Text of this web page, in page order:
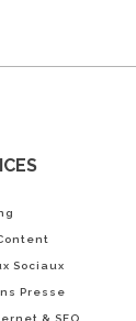
Sociaux
Presse
& SEO